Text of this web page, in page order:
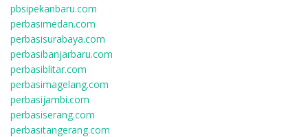
pbsipekanbaru.com
perbasimedan.com
perbasisurabaya.com
perbasibanjarbaru.com
perbasiblitar.com
perbasimagelang.com
perbasijambi.com
perbasiserang.com
perbasitangerang.com